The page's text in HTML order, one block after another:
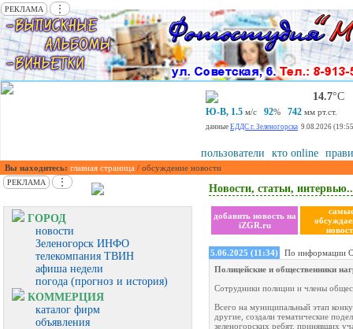
РЕКЛАМА ⋮
14.7°С
Ю-В, 1.5 м/с 92% 742 мм рт.ст.
данные ЕДДС г. Зеленогорска 9.08.2026
пользователи кто online
Вы находитесь: главная страница / обсуждение новости
РЕКЛАМА ⋮
ГОРОД
новости
Зеленогорск ИНФО
телекомпания ТВИН
афиша недели
погода (прогноз и история)
КОММЕРЦИЯ
каталог фирм
объявления
Новости, статьи,
добавить новость на
iZGR.ru
5.06.2025 (11:34)
По информации
Полицейские и общественники
Сотрудники полиции и члены
Всего на муниципальный этап
другие, создали тематические
зеленогорских ребят, принявших